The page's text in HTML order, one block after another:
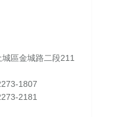
區金城路二段211
1807
2181